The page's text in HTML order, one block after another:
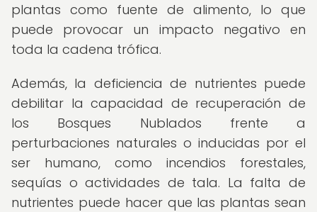
plantas como fuente de alimento, lo que
puede provocar un impacto negativo en
toda la cadena trófica.
Además, la deficiencia de nutrientes puede
debilitar la capacidad de recuperación de
los Bosques Nublados frente a
perturbaciones naturales o inducidas por el
ser humano, como incendios forestales,
sequías o actividades de tala. La falta de
nutrientes puede hacer que las plantas sean